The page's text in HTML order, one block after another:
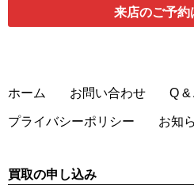
来店のご予約
ホーム お問い合わせ Q &
プライバシーポリシー お知
買取の申し込み